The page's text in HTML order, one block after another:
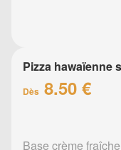
Pizza hawaïenne
Dès 8.50 €
Base crème